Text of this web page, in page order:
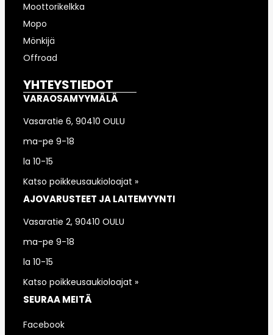
Moottorikelkka
Mopo
Mönkijä
Offroad
YHTEYSTIEDOT
VARAOSAMYYMÄLÄ
Vasaratie 6, 90410 OULU
ma-pe 9-18
la 10-15
Katso poikkeusaukioloajat »
AJOVARUSTEET JA LAITEMYYNTI
Vasaratie 2, 90410 OULU
ma-pe 9-18
la 10-15
Katso poikkeusaukioloajat »
SEURAA MEITÄ
Facebook